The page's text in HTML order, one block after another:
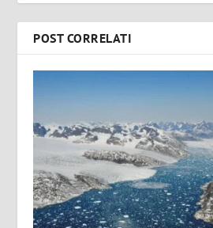
POST CORRELATI